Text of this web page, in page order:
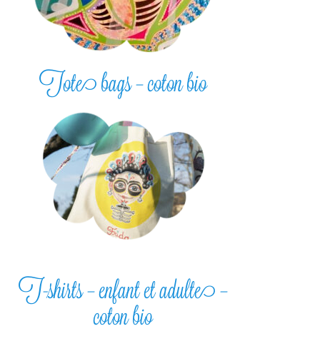
Tote bags – coton bio
T-shirts – enfant et adulte –
coton bio